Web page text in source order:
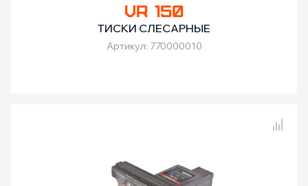
VR 150
ТИСКИ СЛЕСАРНЫЕ
Артикул: 770000010